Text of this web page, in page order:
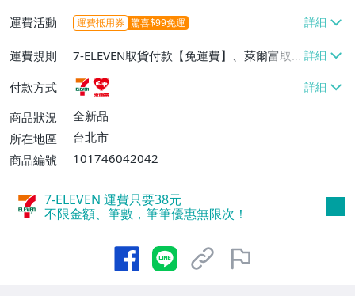
運費活動 運費抵用券 驚喜$99免運
運費規則
7-ELEVEN取貨付款【免運費】、萊爾富取
貨付款【免運費】
付款方式
商品狀況
全新品
所在地區
台北市
商品編號
101746042042
7-ELEVEN 運費只要38元
不限金額、筆數，筆筆優惠無限次！